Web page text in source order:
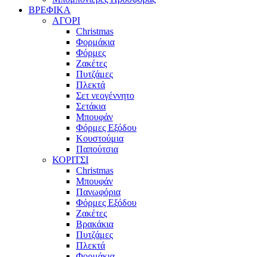
ΒΡΕΦΙΚΑ
ΑΓΟΡΙ
Christmas
Φορμάκια
Φόρμες
Ζακέτες
Πυτζάμες
Πλεκτά
Σετ νεογέννητο
Σετάκια
Μπουφάν
Φόρμες Εξόδου
Κουστούμια
Παπούτσια
ΚΟΡΙΤΣΙ
Christmas
Μπουφάν
Πανωφόρια
Φόρμες Εξόδου
Ζακέτες
Βρακάκια
Πυτζάμες
Πλεκτά